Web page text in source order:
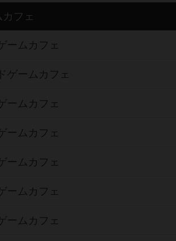
フェ
ームカフェ
ゲームカフェ
ームカフェ
ームカフェ
ームカフェ
ームカフェ
ームカフェ